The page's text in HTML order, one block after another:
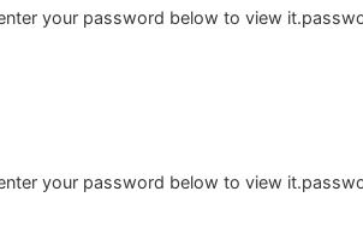
your password below to view
your password below to view